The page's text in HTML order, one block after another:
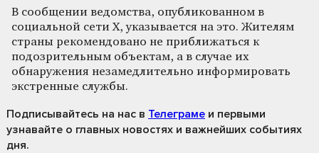
В сообщении ведомства, опубликованном в
социальной сети X, указывается на это. Жителям
страны рекомендовано не приближаться к
подозрительным объектам, а в случае их
обнаружения незамедлительно информировать
экстренные службы.
Подписывайтесь на нас в Телеграме и первыми
узнавайте о главных новостях и важнейших событиях
дня.